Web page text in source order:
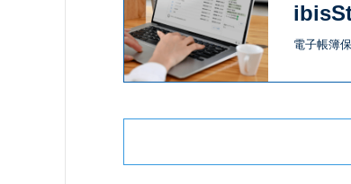
電子帳簿